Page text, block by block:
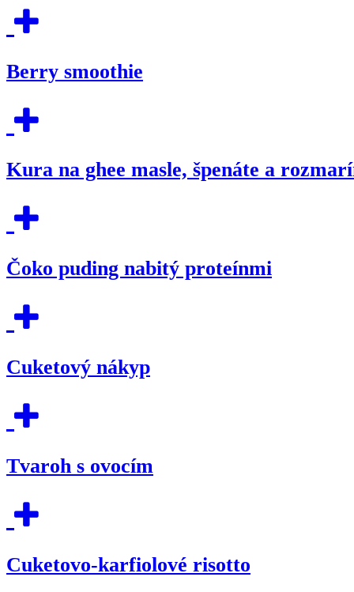
Berry smoothie
Kura na ghee masle, špenáte a
Čoko puding nabitý proteínmi
Cuketový nákyp
Tvaroh s ovocím
Cuketovo-karfiolové risotto